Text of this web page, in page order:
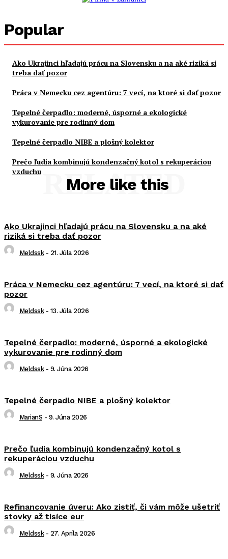
Popular
Ako Ukrajinci hľadajú prácu na Slovensku a na aké riziká si
treba dať pozor
Práca v Nemecku cez agentúru: 7 vecí, na ktoré si dať pozor
Tepelné čerpadlo: moderné, úsporné a ekologické
vykurovanie pre rodinný dom
Tepelné čerpadlo NIBE a plošný kolektor
Prečo ľudia kombinujú kondenzačný kotol s rekuperáciou
vzduchu
More like this
RELATED
Ako Ukrajinci hľadajú prácu na Slovensku a na aké
riziká si treba dať pozor
Meldssk - 21. Júla 2026
Práca v Nemecku cez agentúru: 7 vecí, na ktoré si dať
pozor
Meldssk - 13. Júla 2026
Tepelné čerpadlo: moderné, úsporné a ekologické
vykurovanie pre rodinný dom
Meldssk - 9. Júna 2026
Tepelné čerpadlo NIBE a plošný kolektor
MarianS - 9. Júna 2026
Prečo ľudia kombinujú kondenzačný kotol s
rekuperáciou vzduchu
Meldssk - 9. Júna 2026
Refinancovanie úveru: Ako zistiť, či vám môže ušetriť
stovky až tisíce eur
Meldssk - 27. Apríla 2026